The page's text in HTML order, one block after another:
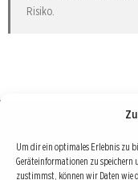
Um dir ein optimales Erlebnis zu
Geräteinformationen zu speichern
zustimmst, können wir Daten wie
Risiko.
Börse : lokal,
Erfolgreiche Börsengeschäfte